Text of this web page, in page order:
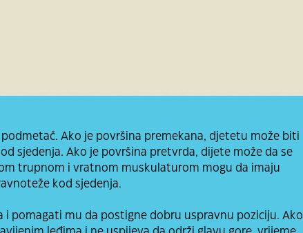
Ako je površina premekana, djetetu može biti
sjedenja. Ako je površina pretvrda, dijete može da se
trupnom i vratnom muskulaturom mogu da imaju
kod sjedenja.
i pomagati mu da postigne dobru uspravnu poziciju. Ako